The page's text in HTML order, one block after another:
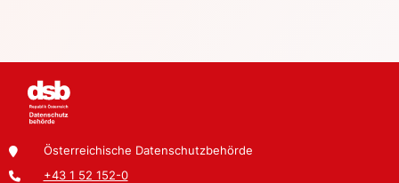
Österreichische Datenschutzbehörde
+43 1 52 152-0